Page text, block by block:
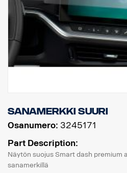
Sanamerkki suuri
Osanumero: 3245171
Part Description:
Näytön suojus Smart dash premium
sanamerkillä